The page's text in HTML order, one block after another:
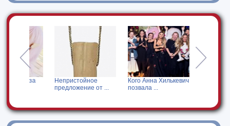
Непристойное
предложение от ...
Кого Анна Хилькевич
позвала ...
Дочь Мадонны